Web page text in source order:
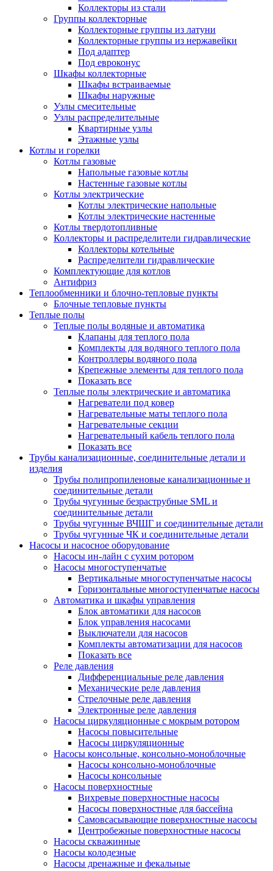
Коллекторы из стали
Группы коллекторные
Коллекторные группы из латуни
Коллекторные группы из нержавейки
Под адаптер
Под евроконус
Шкафы коллекторные
Шкафы встраиваемые
Шкафы наружные
Узлы смесительные
Узлы распределительные
Квартирные узлы
Этажные узлы
Котлы и горелки
Котлы газовые
Напольные газовые котлы
Настенные газовые котлы
Котлы электрические
Котлы электрические напольные
Котлы электрические настенные
Котлы твердотопливные
Коллекторы и распределители гидравлические
Коллекторы котельные
Распределители гидравлические
Комплектующие для котлов
Антифриз
Теплообменники и блочно-тепловые пункты
Блочные тепловые пункты
Теплые полы
Теплые полы водяные и автоматика
Клапаны для теплого пола
Комплекты для водяного теплого пола
Контроллеры водяного пола
Крепежные элементы для теплого пола
Показать все
Теплые полы электрические и автоматика
Нагреватели под ковер
Нагревательные маты теплого пола
Нагревательные секции
Нагревательный кабель теплого пола
Показать все
Трубы канализационные, соединительные детали и
изделия
Трубы полипропиленовые канализационные и
соединительные детали
Трубы чугунные безраструбные SML и
соединительные детали
Трубы чугунные ВЧШГ и соединительные детали
Трубы чугунные ЧК и соединительные детали
Насосы и насосное оборудование
Насосы ин-лайн с сухим ротором
Насосы многоступенчатые
Вертикальные многоступенчатые насосы
Горизонтальные многоступенчатые насосы
Автоматика и шкафы управления
Блок автоматики для насосов
Блок управления насосами
Выключатели для насосов
Комплекты автоматизации для насосов
Показать все
Реле давления
Дифференциальные реле давления
Механические реле давления
Стрелочные реле давления
Электронные реле давления
Насосы циркуляционные с мокрым ротором
Насосы повысительные
Насосы циркуляционные
Насосы консольные, консольно-моноблочные
Насосы консольно-моноблочные
Насосы консольные
Насосы поверхностные
Вихревые поверхностные насосы
Насосы поверхностные для бассейна
Самовсасывающие поверхностные насосы
Центробежные поверхностные насосы
Насосы скважинные
Насосы колодезные
Насосы дренажные и фекальные